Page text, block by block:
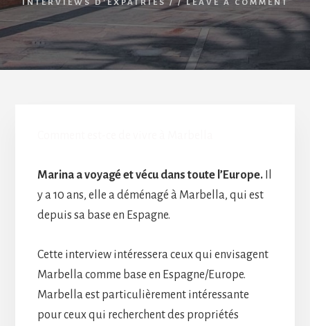
INTERVIEWS D'EXPATRIÉS / /LEAVE A COMMENT
Marina a voyagé et vécu dans toute l’Europe.Il
y a 10 ans, elle a déménagé à Marbella, qui est
depuis sa base en Espagne.
Cette interview intéressera ceux qui envisagent
Marbella comme base en Espagne/Europe.
Marbella est particulièrement intéressante
pour ceux qui recherchent des propriétés